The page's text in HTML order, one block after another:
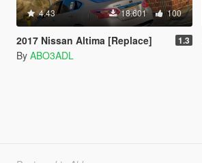
4.43 18.601 100
2017 Nissan Altima [Replace] 1.3
By ABO3ADL